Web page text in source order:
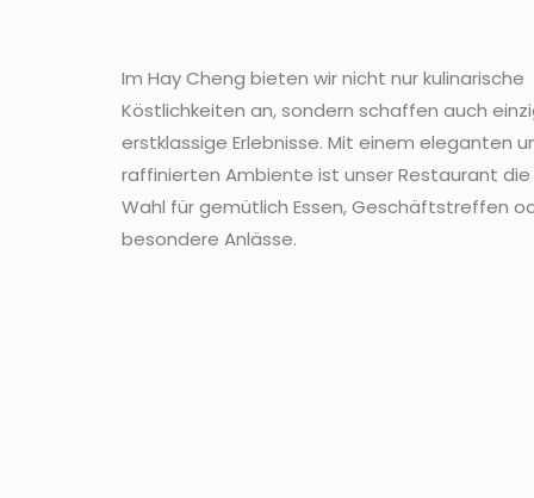
Im Hay Cheng bieten wir nicht nur kulinarische
Köstlichkeiten an, sondern schaffen auch
erstklassige Erlebnisse. Mit einem eleganten
raffinierten Ambiente ist unser Restaurant
Wahl für gemütlich Essen, Geschäftstreffen
besondere Anlässe.